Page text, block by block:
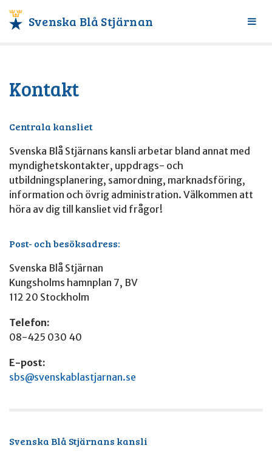
Svenska Blå Stjärnan
Växla
Kontakt
Centrala kansliet
Svenska Blå Stjärnans kansli arbetar bland annat med
myndighetskontakter, uppdrags- och
utbildningsplanering, samordning, marknadsföring,
information och övrig administration. Välkommen att
höra av dig till kansliet vid frågor!
Post- och besöksadress:
Svenska Blå Stjärnan
Kungsholms hamnplan 7, BV
112 20 Stockholm
Telefon:
08-425 030 40
E-post:
sbs@svenskablastjarnan.se
Svenska Blå Stjärnans kansli